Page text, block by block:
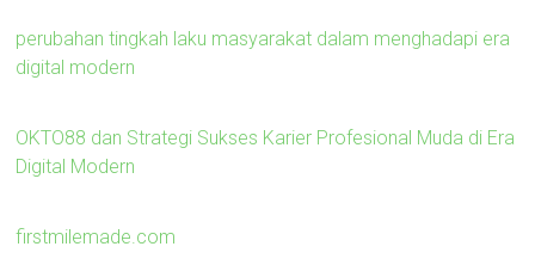
perubahan tingkah laku masyarakat dalam menghadapi era
digital modern
OKTO88 dan Strategi Sukses Karier Profesional Muda di Era
Digital Modern
firstmilemade.com